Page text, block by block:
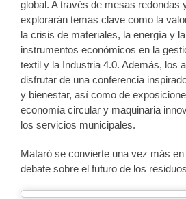
global. A través de mesas redondas
explorarán temas clave como la
la crisis de materiales, la energía y
instrumentos económicos en la
textil y la Industria 4.0. Además, los
disfrutar de una conferencia
y bienestar, así como de
economía circular y maquinaria
los servicios municipales.
Mataró se convierte una vez más
debate sobre el futuro de los